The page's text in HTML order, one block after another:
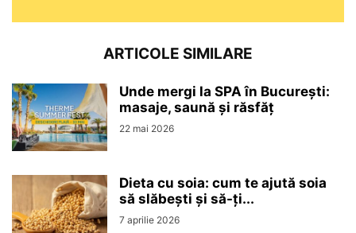
ARTICOLE SIMILARE
Unde mergi la SPA în București:
masaje, saună și răsfăț
22 mai 2026
Dieta cu soia: cum te ajută soia
să slăbești și să-ți...
7 aprilie 2026